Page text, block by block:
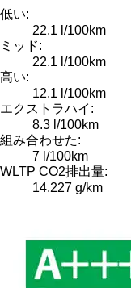
低い:
22.1 l/100km
ミッド:
22.1 l/100km
高い:
12.1 l/100km
エクストラハイ:
8.3 l/100km
組み合わせた:
7 l/100km
WLTP CO2排出量:
14.227 g/km